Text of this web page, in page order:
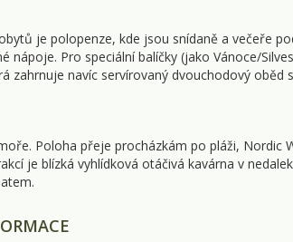
je polopenze, kde jsou snídaně a večeře
nápoje. Pro speciální balíčky (jako Vánoce/
zahrnuje navíc servírovaný dvouchodový oběd
Poloha přeje procházkám po pláži, Nordic
je blízká vyhlídková otáčivá kavárna v